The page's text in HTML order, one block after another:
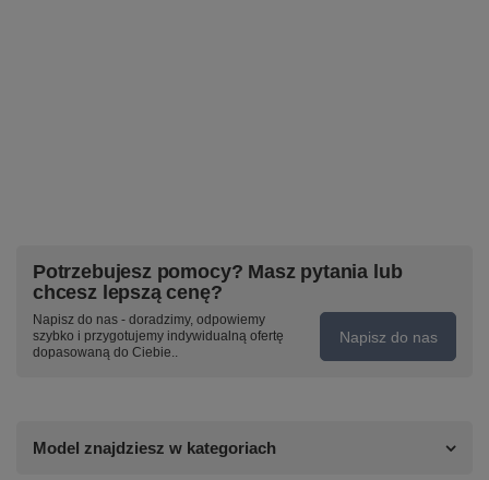
Potrzebujesz pomocy? Masz pytania lub
chcesz lepszą cenę?
Napisz do nas - doradzimy, odpowiemy
szybko i przygotujemy indywidualną ofertę
dopasowaną do Ciebie..
Napisz do nas
Model znajdziesz w kategoriach